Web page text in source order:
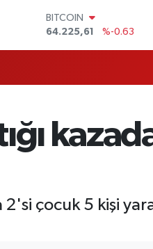
64.225,61
DOLAR
47,7143
%0.16
6510.40
%0.45
BİST100
çocuk 5 kişi